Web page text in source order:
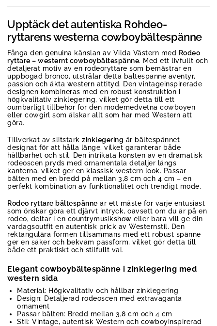
Upptäck det autentiska Rohdeo-
ryttarens westerna cowboybältespänne
Fånga den genuina känslan av Vilda Västern med Rodeo
ryttare – westernt cowboybältespänne. Med ett livfullt och
detaljerat motiv av en rodeoryttare som bemästrar en
uppbögad bronco, utstrålar detta bältespänne äventyr,
passion och äkta western attityd. Den vintageinspirerade
designen kombineras med en robust konstruktion i
högkvalitativ zinklegering, vilket gör detta till ett
oumbärligt tillbehör för den modemedvetna cowboyen
eller cowgirl som älskar allt som har med Western att
göra.
Tillverkat av slitstark zinklegering är bältespännet
designat för att hålla länge, vilket garanterar både
hållbarhet och stil. Den intrikata konsten av en dramatisk
rodeoscen pryds med ornamentala detaljer längs
kanterna, vilket ger en klassisk western look. Passar
bälten med en bredd på mellan 3,8 cm och 4 cm – en
perfekt kombination av funktionalitet och trendigt mode.
Rodeo ryttare bältespänne är ett måste för varje entusiast
som önskar göra ett djärvt intryck, oavsett om du är på en
rodeo, deltar i en countrymusikshow eller bara vill ge din
vardagsoutfit en autentisk prick av Westernstil. Den
rektangulära formen tillsammans med ett robust spänne
ger en säker och bekväm passform, vilket gör detta till
både ett praktiskt och stilfullt val.
Elegant cowboybältespänne i zinklegering med
western sida
Material: Högkvalitativ och hållbar zinklegering
Design: Detaljerad rodeoscen med extravaganta
ornament
Passar bälten: Bredd mellan 3,8 cm och 4 cm
Stil: Vintage, autentisk Western och cowboyinspirerad